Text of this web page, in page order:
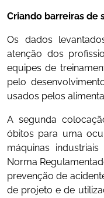
Criando barreiras de
Os dados
atenção dos
equipes de
pelo
usados pelos
A segunda
óbitos para uma
máquinas
Norma
prevenção de
de projeto e de